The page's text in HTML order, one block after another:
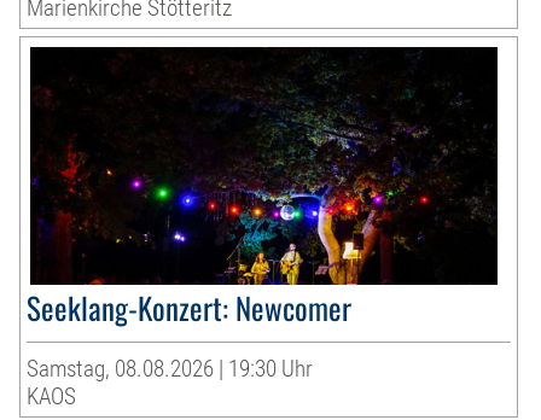
Marienkirche Stötteritz
Seeklang-Konzert: Newcomer
Samstag, 08.08.2026 | 19:30 Uhr
KAOS